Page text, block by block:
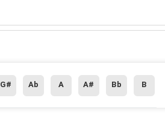
B
Bb
A#
A
Ab
G#